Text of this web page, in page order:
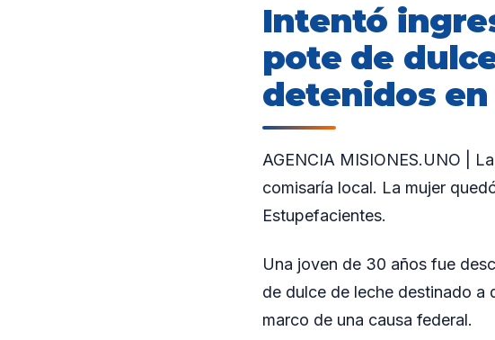
Intentó
pote de
detenidos en
AGENCIA MISIONES.UNO |
comisaría local. La mujer
Estupefacientes.
Una joven de 30 años fue
de dulce de leche destinado a
marco de una causa federal.